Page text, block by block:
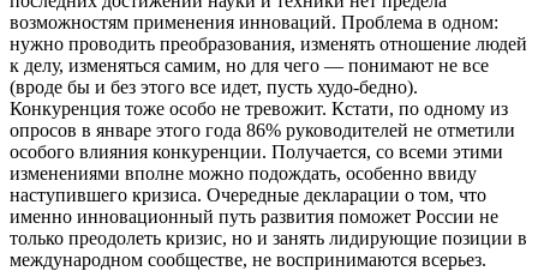
возможностям применения инноваций. Проблема в одном:
нужно проводить преобразования, изменять отношение людей
к делу, изменяться самим, но для чего — понимают не все
(вроде бы и без этого все идет, пусть худо-бедно).
Конкуренция тоже особо не тревожит. Кстати, по одному из
опросов в январе этого года 86% руководителей не отметили
особого влияния конкуренции. Получается, со всеми этими
изменениями вполне можно подождать, особенно ввиду
наступившего кризиса. Очередные декларации о том, что
именно инновационный путь развития поможет России не
только преодолеть кризис, но и занять лидирующие позиции в
международном сообществе, не воспринимаются всерьез.